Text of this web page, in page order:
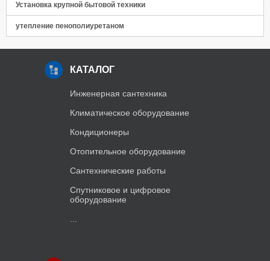
Установка крупной бытовой техники
утепление пенополиуретаном
КАТАЛОГ
Инженерная сантехника
Климатическое оборудование
Кондиционеры
Отопительное оборудование
Сантехнические работы
Спутниковое и цифровое
оборудование